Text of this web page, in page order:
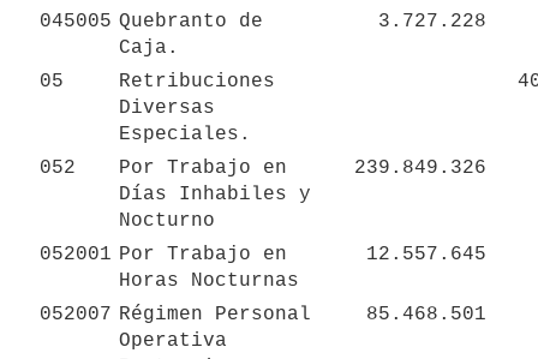
045005 Quebranto de
Caja.
3.727.228
05
Retribuciones
Diversas
Especiales.
052
Por Trabajo en
Días Inhabiles y
Nocturno
239.849.326
052001 Por Trabajo en
Horas Nocturnas
12.557.645
052007 Régimen Personal
Operativa
85.468.501